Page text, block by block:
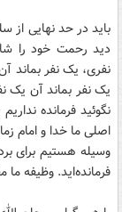
باید در حد نهایی از
دید رحمت خود را
نفری، یک نفر بماند
یک نفر بماند آن یک
نگوئید فرمانده
اصلی ما خدا و امام
وسیله هستیم برای
فرمانده‌اید. وظیفه